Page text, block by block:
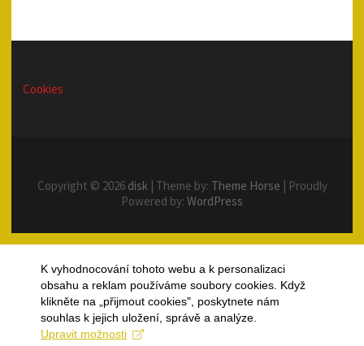
Cookies
Copyright © 2026 disk| Theme by: Theme Horse | Proudly
Powered by: WordPress
K vyhodnocování tohoto webu a k personalizaci
obsahu a reklam používáme soubory cookies. Když
klikněte na „přijmout cookies", poskytnete nám
souhlas k jejich uložení, správě a analýze.
Upravit možnosti